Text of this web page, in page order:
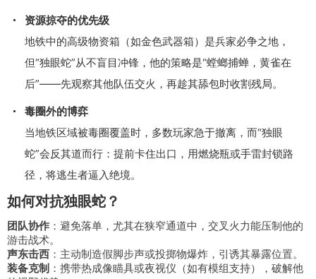
资源掠夺的优先级
地铁中的高级物资箱（如金色武器箱）是兵家必争之地，
但“独眼蛇”从不盲目冲锋，他的策略是“螳螂捕蝉，黄雀在
后”——先观察其他队伍交火，再趁其舔包时收割残局。
毒圈外的博弈
当地铁区域被毒圈覆盖时，多数玩家急于撤离，而“独眼
蛇”会反其道而行：提前卡住出口，用燃烧瓶或手雷封锁路
径，将逃生者逼入绝境。
如何对抗独眼蛇？
团队协作 ：避免落单，尤其在狭窄通道中，交叉火力能压制他的
游击战术。
声东击西 ：主动制造假脚步声或投掷物爆炸，引诱其暴露位置。
装备克制 ：携带热成像瞄具或夜视仪（如有模组支持），破解他